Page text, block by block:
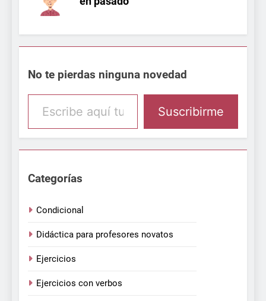
No te pierdas ninguna novedad
Escribe aquí tu email
Suscribirme
Categorías
Condicional
Didáctica para profesores novatos
Ejercicios
Ejercicios con verbos